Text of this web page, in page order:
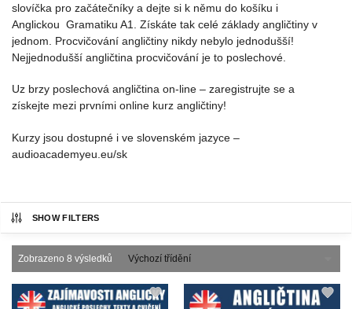
slovíčka pro začátečníky a dejte si k němu do košíku i
Anglickou Gramatiku A1. Získáte tak celé základy angličtiny v
jednom. Procvičování angličtiny nikdy nebylo jednodušší!
Nejjednodušší angličtina procvičování je to poslechové.
Uz brzy poslechová angličtina on-line – zaregistrujte se a
získejte mezi prvními online kurz angličtiny!
Kurzy jsou dostupné i ve slovenském jazyce –
audioacademyeu.eu/sk
SHOW FILTERS
Zobrazeno 8 výsledků